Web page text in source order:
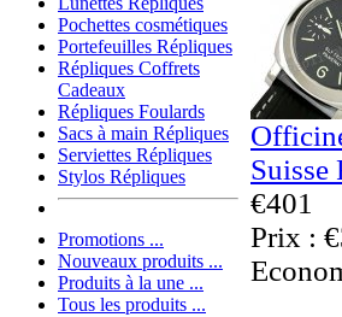
Pochettes cosmétiques
Portefeuilles Répliques
Répliques Coffrets
Cadeaux
Répliques Foulards
Sacs à main Répliques
Serviettes Répliques
Stylos Répliques
Promotions ...
Nouveaux produits ...
Produits à la une ...
Tous les produits ...
Suisse
€401
Prix :